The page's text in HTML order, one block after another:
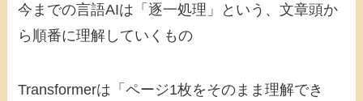
今までの言語AIは「逐一処理」という、文章頭か
ら順番に理解していくもの
Transformerは「ページ1枚をそのまま理解でき